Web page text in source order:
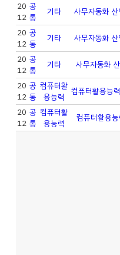
20
12
공
통
기타 사무자동화
20
12
공
통
기타 사무자동화
20
12
공
통
기타 사무자동화
20
12
공
통
컴퓨터활
용능력
컴퓨터활용능
20
12
공
통
컴퓨터활
용능력
컴퓨터활용